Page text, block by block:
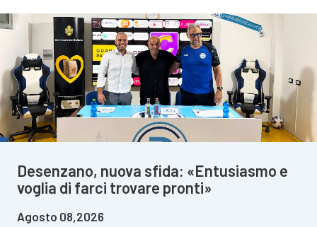
Desenzano, nuova sfida: «Entusiasmo e
voglia di farci trovare pronti»
Agosto 08,2026